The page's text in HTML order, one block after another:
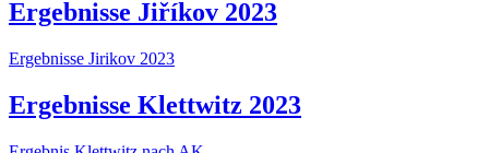
Ergebnisse Jiříkov 2023
Ergebnisse Jirikov 2023
Ergebnisse Klettwitz 2023